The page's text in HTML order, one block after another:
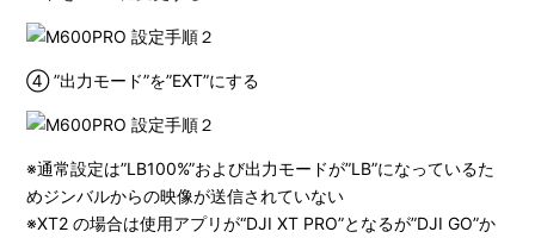
④ ”出力モード”を”EXT”にする
※通常設定は”LB100%”および出力モードが”LB”になっているた
めジンバルからの映像が送信されていない
※XT2 の場合は使用アプリが“DJI XT PRO”となるが”DJI GO”か